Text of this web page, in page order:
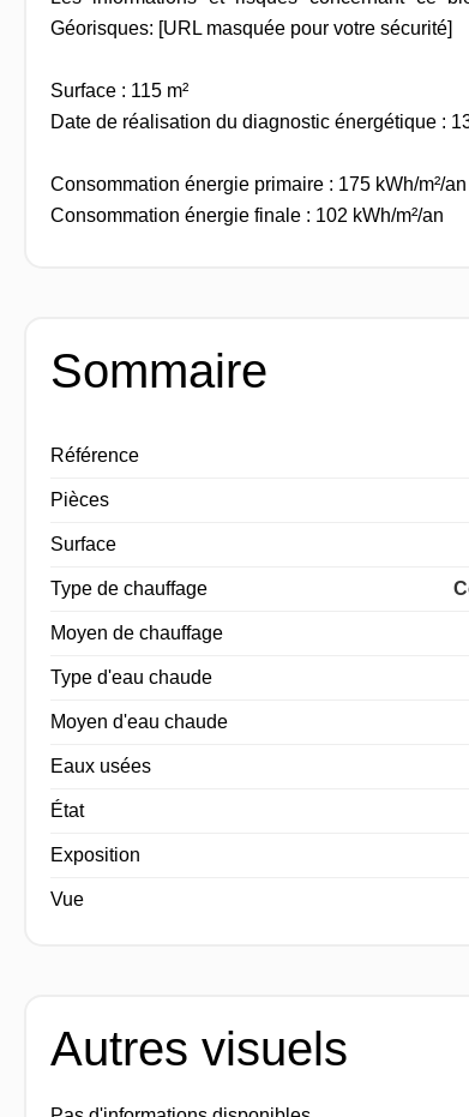
Géorisques: [URL masquée pour votre sécurité]
Surface : 115 m²
Date de réalisation du diagnostic énergétique :
Consommation énergie primaire : 175 kWh/m²/an
Consommation énergie finale : 102 kWh/m²/an
Sommaire
Référence
Pièces
Surface
Type de chauffage
Moyen de chauffage
Type d'eau chaude
Moyen d'eau chaude
Eaux usées
État
Exposition
Vue
Autres visuels